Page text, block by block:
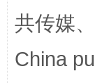
共传媒
China